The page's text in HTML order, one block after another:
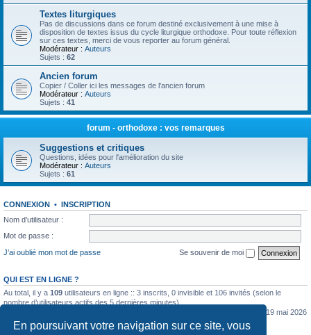
En poursuivant votre navigation sur ce site, vous
Textes liturgiques
Pas de discussions dans ce forum destiné exclusivement à une mise à
disposition de textes issus du cycle liturgique orthodoxe. Pour toute réflexion
sur ces textes, merci de vous reporter au forum général.
Modérateur : Auteurs
Sujets : 62
Ancien forum
Copier / Coller ici les messages de l'ancien forum
Modérateur : Auteurs
Sujets : 41
forum - orthodoxe : vos remarques
Suggestions et critiques
Questions, idées pour l'amélioration du site
Modérateur : Auteurs
Sujets : 61
CONNEXION • INSCRIPTION
Nom d’utilisateur :
Mot de passe :
J’ai oublié mon mot de passe
Se souvenir de moi
QUI EST EN LIGNE ?
Au total, il y a 109 utilisateurs en ligne :: 3 inscrits, 0 invisible et 106 invités (selon le
nombre d’utilisateurs actifs des 5 dernières minutes)
le mar. 19 mai 2026
0:07